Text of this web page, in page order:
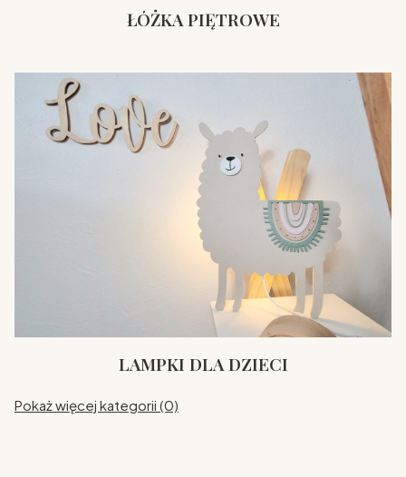
ŁÓŻKA PIĘTROWE
LAMPKI DLA DZIECI
Pokaż więcej kategorii (0)